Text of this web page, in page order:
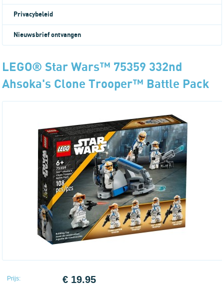
Privacybeleid
Nieuwsbrief ontvangen
LEGO® Star Wars™ 75359 332nd
Ahsoka's Clone Trooper™ Battle Pack
Prijs: € 19.95